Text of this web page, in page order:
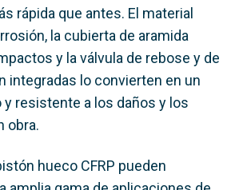
rápida que antes. El material
la cubierta de aramida
y la válvula de rebose y de
integradas lo convierten en un
resistente a los daños y los
obra.
hueco CFRP pueden